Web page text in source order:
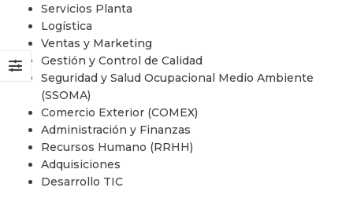
Servicios Planta
Logística
Ventas y Marketing
Gestión y Control de Calidad
Seguridad y Salud Ocupacional Medio Ambiente
(SSOMA)
Comercio Exterior (COMEX)
Administración y Finanzas
Recursos Humano (RRHH)
Adquisiciones
Desarrollo TIC